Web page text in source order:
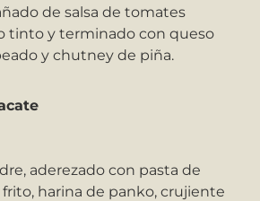
de salsa de tomates
tinto y terminado con queso
y chutney de piña.
aderezado con pasta de
harina de panko, crujiente